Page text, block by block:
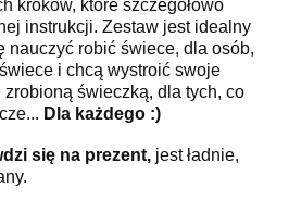
kroków, które szczegółowo
instrukcji. Zestaw jest idealny
nauczyć robić świece, dla osób,
i chcą wystroić swoje
zrobioną świeczką, dla tych, co
Dla każdego :)
się na prezent, jest ładnie,